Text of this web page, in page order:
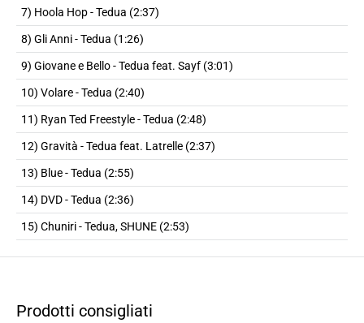
7) Hoola Hop - Tedua (2:37)
8) Gli Anni - Tedua (1:26)
9) Giovane e Bello - Tedua feat. Sayf (3:01)
10) Volare - Tedua (2:40)
11) Ryan Ted Freestyle - Tedua (2:48)
12) Gravità - Tedua feat. Latrelle (2:37)
13) Blue - Tedua (2:55)
14) DVD - Tedua (2:36)
15) Chuniri - Tedua, SHUNE (2:53)
Prodotti consigliati